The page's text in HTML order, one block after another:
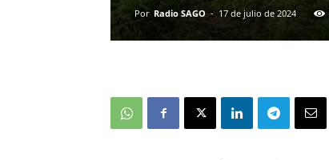
Por Radio SAGO - 17 de julio de 2024